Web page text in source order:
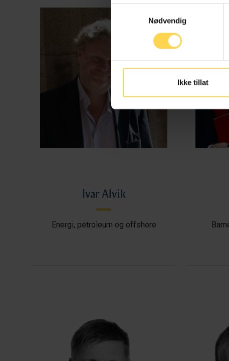
Samtykkevalg
Nødvendig
Ikke tillat
Ivar Alvik
Energi, petroleum og offshore